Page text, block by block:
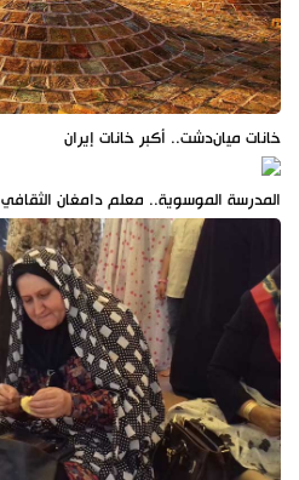
خانات ميان‌دشت.. أكبر خانات إيران
المدرسة الموسوية.. معلم دامغان الثقافي